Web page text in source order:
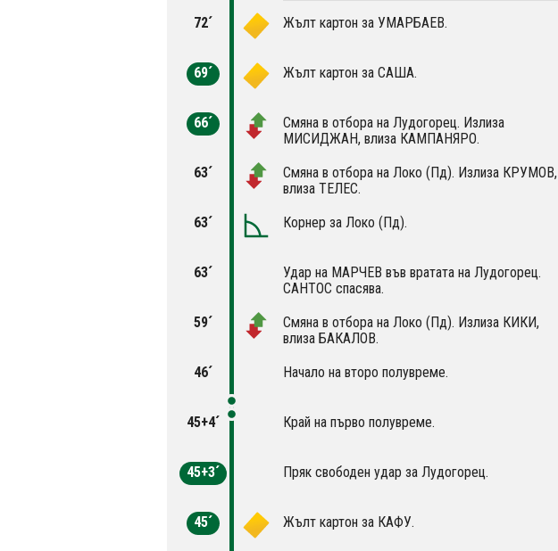
72´ Жълт картон за УМАРБАЕВ.
69´ Жълт картон за САША.
66´
Смяна в отбора на Лудогорец. Излиза
МИСИДЖАН, влиза КАМПАНЯРО.
63´
Смяна в отбора на Локо (Пд). Излиза КРУМОВ,
влиза ТЕЛЕС.
63´
Корнер за Локо (Пд).
63´
Удар на МАРЧЕВ във вратата на Лудогорец.
САНТОС спасява.
59´
Смяна в отбора на Локо (Пд). Излиза КИКИ,
влиза БАКАЛОВ.
46´
Начало на второ полувреме.
45+4´ Край на първо полувреме.
45+3´ Пряк свободен удар за Лудогорец.
45´ Жълт картон за КАФУ.